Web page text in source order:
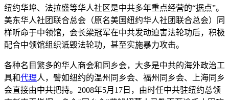
纽约华埠、法拉盛等华人社区是中共多年重点经营的“据点”。
美东华人社团联合总会（原名美国纽约华人社团联合总会）同
样听命于中领馆，会长梁冠军在中共发动迫害法轮功后，积极
配合中领馆组织诋毁法轮功，甚至实施暴力攻击。
各种名目繁多的华人商会和同乡会，大多是中共的海外政治工
具和代理人，譬如纽约的温州同乡会、福州同乡会、上海同乡
会直接由中共把持。2008年5月17日，由时任中共驻纽约总领